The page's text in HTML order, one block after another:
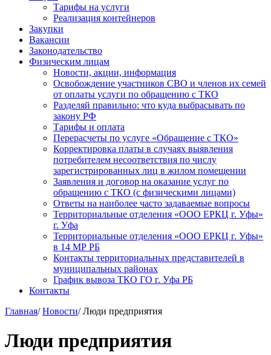
Тарифы на услуги
Реализация контейнеров
Закупки
Вакансии
Законодательство
Физическим лицам
Новости, акции, информация
Освобождение участников СВО и членов их семей
от оплаты услуги по обращению с ТКО
Разделяй правильно: что куда выбрасывать по
закону РФ
Тарифы и оплата
Перерасчеты по услуге «Обращение с ТКО»
Корректировка платы в случаях выявления
потребителем несоответствия по числу
зарегистрированных лиц в жилом помещении
Заявления и договор на оказание услуг по
обращению с ТКО (с физическими лицами)
Ответы на наиболее часто задаваемые вопросы
Территориальные отделения «ООО ЕРКЦ г. Уфы»
г. Уфа
Территориальные отделения «ООО ЕРКЦ г. Уфы»
в 14 МР РБ
Контакты территориальных представителей в
муниципальных районах
График вывоза ТКО ГО г. Уфа РБ
Контакты
Главная/ Новости/ Люди предприятия
Люди предприятия